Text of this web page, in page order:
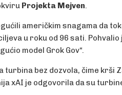
Projekta Mejven.
američkim snagama da
u roku od 96 sati.
model Grok Gov“.
bez dozvola, čime krši
xAI je odgovorila da su